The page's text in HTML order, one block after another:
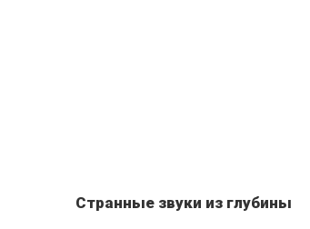
Странные звуки из глубины